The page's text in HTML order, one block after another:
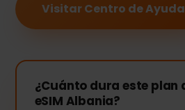
Visitar Centro de Ayuda
¿Cuánto dura este plan
eSIM Albania?